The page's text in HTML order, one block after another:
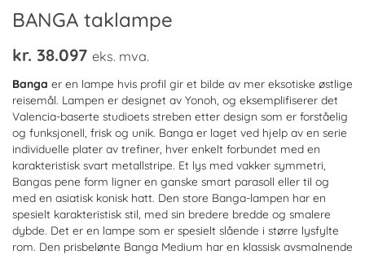
BANGA taklampe
kr. 38.097 eks. mva.
Banga er en lampe hvis profil gir et bilde av mer eksotiske østlige
reisemål. Lampen er designet av Yonoh, og eksemplifiserer det
Valencia-baserte studioets streben etter design som er forståelig
og funksjonell, frisk og unik. Banga er laget ved hjelp av en serie
individuelle plater av trefiner, hver enkelt forbundet med en
karakteristisk svart metallstripe. Et lys med vakker symmetri,
Bangas pene form ligner en ganske smart parasoll eller til og
med en asiatisk konisk hatt. Den store Banga-lampen har en
spesielt karakteristisk stil, med sin bredere bredde og smalere
dybde. Det er en lampe som er spesielt slående i større lysfylte
rom. Den prisbelønte Banga Medium har en klassisk avsmalnende